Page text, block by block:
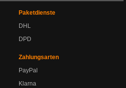
Paketdienste
DHL
DPD
Zahlungsarten
PayPal
Klarna